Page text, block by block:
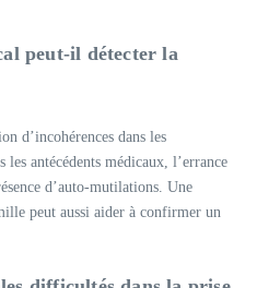
peut-il détecter la
d’incohérences dans les
antécédents médicaux, l’errance
d’auto-mutilations. Une
peut aussi aider à confirmer un